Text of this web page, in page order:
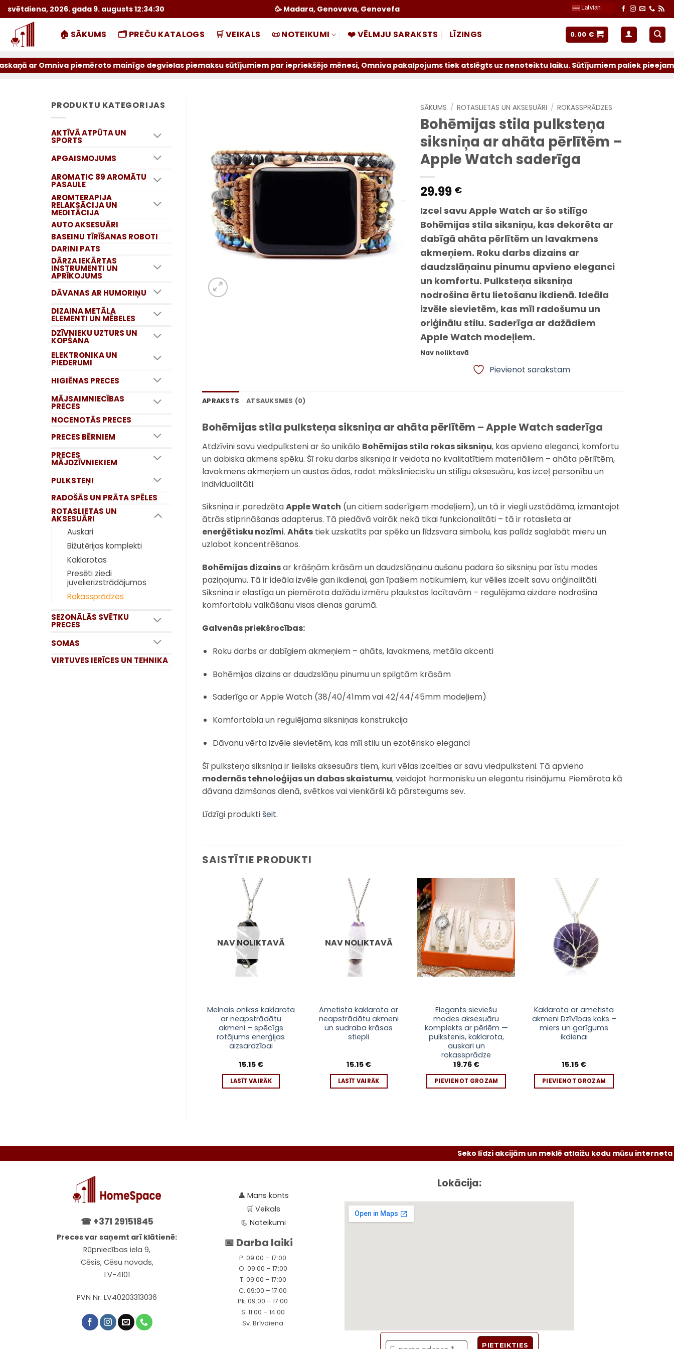
Skip
to
content
svētdiena, 2026. gada 9. augusts 12:34:30 🥳 Madara, Genoveva, Genovefa Latvian
🏠 SĀKUMS 🗂️ PREČU KATALOGS 🛒 VEIKALS 📜 NOTEIKUMI ❤️ VĒLMJU SARAKSTS LĪZINGS 0.00 €
Omniva piemēroto mainīgo degvielas piemaksu sūtījumiem par iepriekšējo mēnesi, Omniva pakalpojums tiek atslēgts uz nenoteiktu laiku. Sūtījumiem paliek pieejami
PRODUKTU KATEGORIJAS
AKTĪVĀ ATPŪTA UN
SPORTS
APGAISMOJUMS
AROMATIC 89 AROMĀTU
PASAULE
AROMTERAPIJA
RELAKSĀCIJA UN
MEDITĀCIJA
AUTO AKSESUĀRI
BASEINU TĪRĪŠANAS ROBOTI
DARINI PATS
DĀRZA IEKĀRTAS
INSTRUMENTI UN
APRĪKOJUMS
DĀVANAS AR HUMORIŅU
DIZAINA METĀLA
ELEMENTI UN MĒBELES
DZĪVNIEKU UZTURS UN
KOPŠANA
ELEKTRONIKA UN
PIEDERUMI
HIGIĒNAS PRECES
MĀJSAIMNIECĪBAS
PRECES
NOCENOTĀS PRECES
PRECES BĒRNIEM
PRECES
MĀJDZĪVNIEKIEM
PULKSTEŅI
RADOŠĀS UN PRĀTA SPĒLES
ROTASLIETAS UN
AKSESUĀRI
Auskari
Bižutērijas komplekti
Kaklarotas
Presēti ziedi
juvelierizstrādājumos
Rokassprādzes
SEZONĀLĀS SVĒTKU
PRECES
SOMAS
VIRTUVES IERĪCES UN TEHNIKA
SĀKUMS / ROTASLIETAS UN AKSESUĀRI / ROKASSPRĀDZES
Bohēmijas stila pulksteņa
siksniņa ar ahāta pērlītēm –
Apple Watch saderīga
29.99 €
Izcel savu Apple Watch ar šo stilīgo
Bohēmijas stila siksniņu, kas dekorēta ar
dabīgā ahāta pērlītēm un lavakmens
akmeņiem. Roku darbs dizains ar
daudzslāņainu pinumu apvieno eleganci
un komfortu. Pulksteņa siksniņa
nodrošina ērtu lietošanu ikdienā. Ideāla
izvēle sievietēm, kas mīl radošumu un
oriģinālu stilu. Saderīga ar dažādiem
Apple Watch modeļiem.
Nav noliktavā
Pievienot sarakstam
APRAKSTS ATSAUKSMES (0)
Bohēmijas stila pulksteņa siksniņa ar ahāta pērlītēm – Apple Watch saderīga
Atdzīvini savu viedpulksteni ar šo unikālo Bohēmijas stila rokas siksniņu, kas apvieno eleganci, komfortu
un dabiska akmens spēku. Šī roku darbs siksniņa ir veidota no kvalitatītiem materiāliem – ahāta pērlītēm,
lavakmens akmeņiem un austas ādas, radot māksliniecisku un stilīgu aksesuāru, kas izceļ personību un
individualitāti.
Siksniņa ir paredzētaApple Watch (un citiem saderīgiem modeļiem), un tā ir viegli uzstādāma, izmantojot
ātrās stiprināšanas adapterus. Tā piedāvā vairāk nekā tikai funkcionalitāti – tā ir rotaslieta ar
enerģētisku nozīmi. Ahāts tiek uzskatīts par spēka un līdzsvara simbolu, kas palīdz saglabāt mieru un
uzlabot koncentrēšanos.
Bohēmijas dizainsar krāšņām krāsām un daudzslāņainu aušanu padara šo siksniņu par īstu modes
paziņojumu. Tā ir ideāla izvēle gan ikdienai, gan īpašiem notikumiem, kur vēlies izcelt savu oriģinalitāti.
Siksniņa ir elastīga un piemērota dažādu izmēru plaukstas locītavām – regulējama aizdare nodrošina
komfortablu valkāšanu visas dienas garumā.
Galvenās priekšrocības:
Roku darbs ar dabīgiem akmeņiem – ahāts, lavakmens, metāla akcenti
Bohēmijas dizains ar daudzslāņu pinumu un spilgtām krāsām
Saderīga ar Apple Watch (38/40/41mm vai 42/44/45mm modeļiem)
Komfortabla un regulējama siksniņas konstrukcija
Dāvanu vērta izvēle sievietēm, kas mīl stilu un ezotērisko eleganci
Šī pulksteņa siksniņa ir lielisks aksesuārs tiem, kuri vēlas izcelties ar savu viedpulksteni. Tā apvieno
modernās tehnoloģijas un dabas skaistumu, veidojot harmonisku un elegantu risinājumu. Piemērota kā
dāvana dzimšanas dienā, svētkos vai vienkārši kā pārsteigums sev.
Līdzīgi produkti šeit.
SAISTĪTIE PRODUKTI
NAV NOLIKTAVĀ
Melnais onikss kaklarota
ar neapstrādātu
akmeni – spēcīgs
rotājums enerģijas
aizsardzībai
15.15 €
LASĪT VAIRĀK
NAV NOLIKTAVĀ
Ametista kaklarota ar
neapstrādātu akmeni
un sudraba krāsas
stiepli
15.15 €
LASĪT VAIRĀK
Pievienot
sarakstam
Elegants sieviešu
modes aksesuāru
komplekts ar pērlēm —
pulkstenis, kaklarota,
auskari un
rokassprādze
19.76 €
PIEVIENOT GROZAM
Kaklarota ar ametista
akmeni Dzīvības koks –
miers un garīgums
ikdienai
15.15 €
PIEVIENOT GROZAM
Seko līdzi akcijām un meklē atlaižu kodu mūsu interneta
☎ +371 29151845
Preces var saņemt arī klātienē:
Rūpniecības iela 9,
Cēsis, Cēsu novads,
LV-4101
PVN Nr. LV40203313036
👤 Mans konts
🛒Veikals
📃Noteikumi
📅 Darba laiki
P. 09:00 – 17:00
O. 09:00 – 17:00
T. 09:00 – 17:00
C. 09:00 – 17:00
Pk. 09:00 – 17:00
S. 11:00 – 14:00
Sv. Brīvdiena
Lokācija: